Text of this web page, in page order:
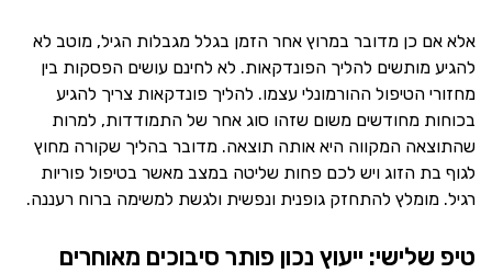
אלא אם כן מדובר במרוץ אחר הזמן בגלל מגבלות הגיל, מוטב לא
להגיע מותשים להליך הפונדקאות. לא לחינם עושים הפסקות בין
מחזורי הטיפול ההורמונלי עצמו. להליך פונדקאות צריך להגיע
בכוחות מחודשים משום שזהו סוג אחר של התמודדות, למרות
שהתוצאה המקווה היא אותה תוצאה. מדובר בהליך שקורה מחוץ
לגוף בת הזוג ויש לכם פחות שליטה במצב מאשר בטיפול פוריות
רגיל. מומלץ להתחזק גופנית ונפשית ולגשת למשימה ברוח רעננה.
טיפ שלישי: ייעוץ נכון פותר סיבוכים מאוחרים